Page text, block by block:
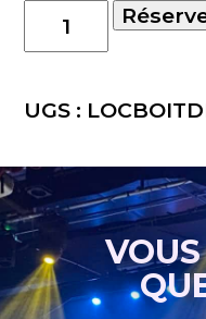
quantité
de
BOITIER
DIRECT
ACTIF
UGS :